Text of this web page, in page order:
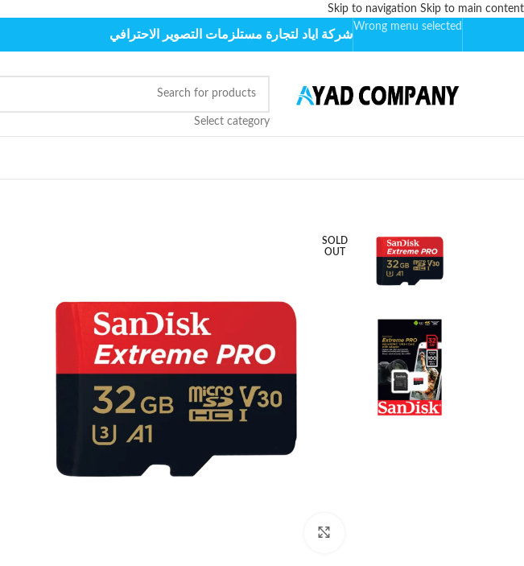
Skip to navigation Skip to main content
Wrong menu selected
شركة اياد لتجارة مستلزمات التصوير الاحترافي
Select category
SOLD
OUT